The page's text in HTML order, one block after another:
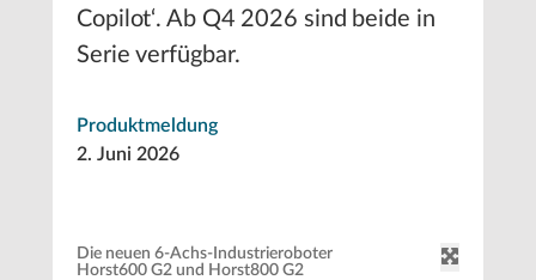
Copilot‘. Ab Q4 2026 sind beide in
Serie verfügbar.
Produktmeldung
2. Juni 2026
Die neuen 6-Achs-Industrieroboter
Horst600 G2 und Horst800 G2